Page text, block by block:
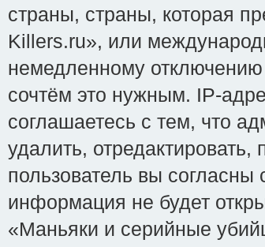
страны, страны, которая
Killers.ru», или
немедленному
сочтём это нужным. IP-
соглашаетесь с тем, что
удалить,
пользователь вы
информация не будет
«Маньяки и серийные